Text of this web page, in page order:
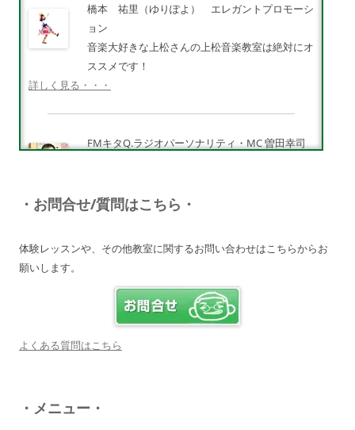
橋本 祐里（ゆりぽよ） エレガントプロモーシ
ョン
音楽大好きな上松さんの上松音楽教室は絶対にオ
ススメです！
詳しく見る・・・
FMキタQ.ラジオパーソナリティ・MC 曽田幸司
♪
上松先生に教わればきっともっともっと音楽大好
きになりますよ♪
大切なお子さんの習い事。
・お問合せ/質問はこちら・
体験レッスンや、その他教室に関するお問い合わせはこちらからお
願いします。
よくある質問はこちら
・メニュー・